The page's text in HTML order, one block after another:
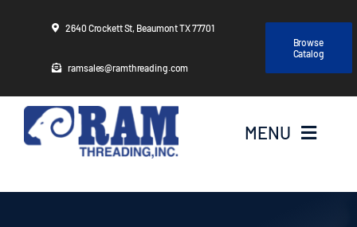
Browse
Catalog
2640 Crockett St, Beaumont TX 77701
ramsales@ramthreading.com
MENU
Home